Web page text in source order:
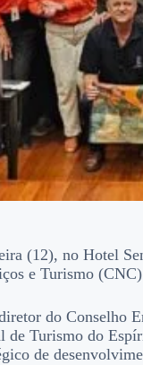
(12), no
e Turismo
do
Turismo do
de